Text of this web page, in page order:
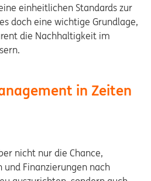
einheitlichen Standards zur
doch eine wichtige Grundlage,
die Nachhaltigkeit im
in Zeiten
nicht nur die Chance,
Finanzierungen nach